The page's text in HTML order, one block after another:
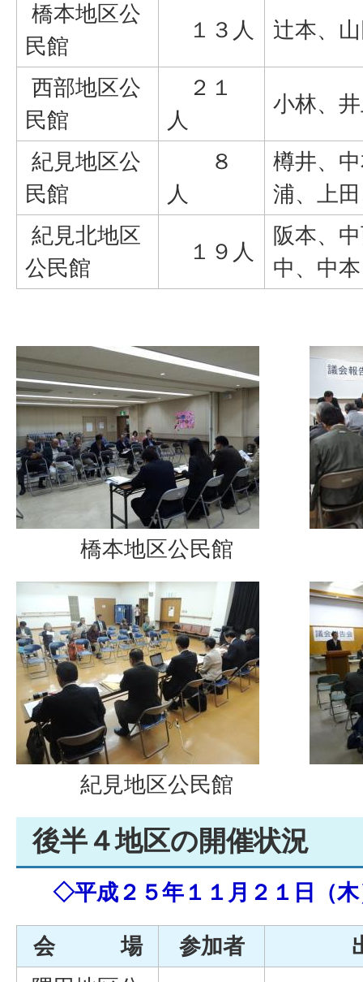
橋本地区公
民館
１３人 辻本、
西部地区公
民館
２１
人
小林、
紀見地区公
民館
８
人
樽井、
浦、上
紀見北地区
公民館
１９人
阪本、
中、中
橋本地区公民館
紀見地区公民館
後半４地区の開催状況
◇平成２５年１１月２１日（
会 場 参加者